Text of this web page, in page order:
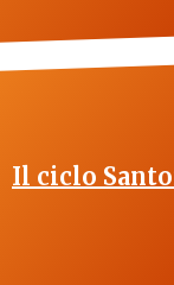
Il ciclo